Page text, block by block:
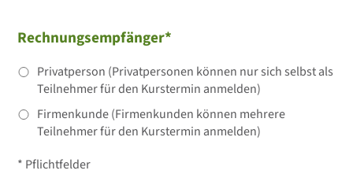
Rechnungsempfänger*
Privatperson (Privatpersonen können nur sich selbst als
Teilnehmer für den Kurstermin anmelden)
Firmenkunde (Firmenkunden können mehrere
Teilnehmer für den Kurstermin anmelden)
* Pflichtfelder